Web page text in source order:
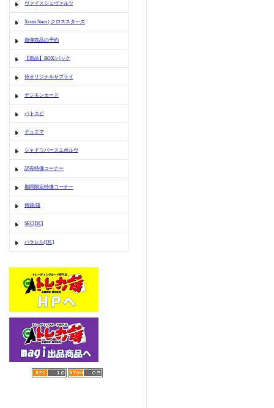
ヴァイスシュヴァルツ
Xross Stars | クロススターズ
新弾商品の予約
【新品】BOX/パック
侍オリジナルサプライ
デジモンカード
バトスピ
デュエマ
シャドウバースエボルヴ
訳有特価コーナー
期間限定特価コーナー
侍袋/箱
SEC[DC]
パラレル[DC]